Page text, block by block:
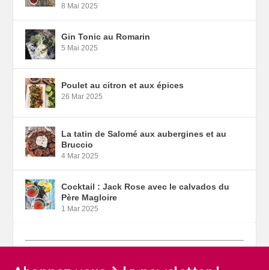
8 Mai 2025
Gin Tonic au Romarin
5 Mai 2025
Poulet au citron et aux épices
26 Mar 2025
La tatin de Salomé aux aubergines et au
Bruccio
4 Mar 2025
Cocktail : Jack Rose avec le calvados du
Père Magloire
1 Mar 2025